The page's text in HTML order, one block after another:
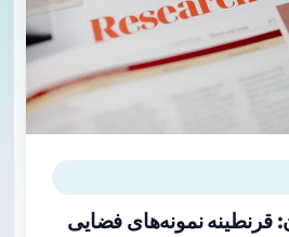
قرنطینه نمونه‌های فضایی